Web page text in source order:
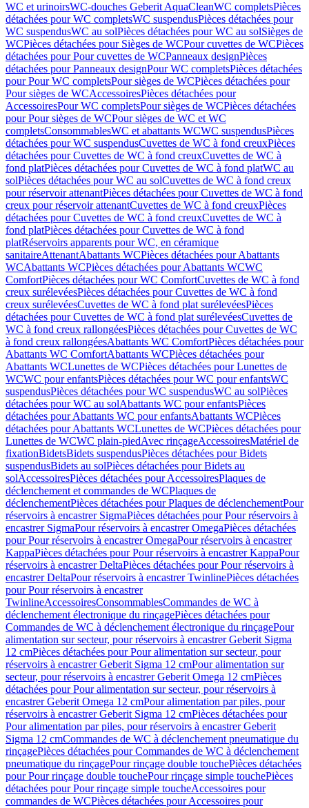
WC et urinoirsWC-douches Geberit AquaCleanWC completsPièces
détachées pour WC completsWC suspendusPièces détachées pour
WC suspendusWC au solPièces détachées pour WC au solSièges de
WCPièces détachées pour Sièges de WCPour cuvettes de WCPièces
détachées pour Pour cuvettes de WCPanneaux designPièces
détachées pour Panneaux designPour WC completsPièces détachées
pour Pour WC completsPour sièges de WCPièces détachées pour
Pour sièges de WCAccessoiresPièces détachées pour
AccessoiresPour WC completsPour sièges de WCPièces détachées
pour Pour sièges de WCPour sièges de WC et WC
completsConsommablesWC et abattants WCWC suspendusPièces
détachées pour WC suspendusCuvettes de WC à fond creuxPièces
détachées pour Cuvettes de WC à fond creuxCuvettes de WC à
fond platPièces détachées pour Cuvettes de WC à fond platWC au
solPièces détachées pour WC au solCuvettes de WC à fond creux
pour réservoir attenantPièces détachées pour Cuvettes de WC à fond
creux pour réservoir attenantCuvettes de WC à fond creuxPièces
détachées pour Cuvettes de WC à fond creuxCuvettes de WC à
fond platPièces détachées pour Cuvettes de WC à fond
platRéservoirs apparents pour WC, en céramique
sanitaireAttenantAbattants WCPièces détachées pour Abattants
WCAbattants WCPièces détachées pour Abattants WCWC
ComfortPièces détachées pour WC ComfortCuvettes de WC à fond
creux surélevéesPièces détachées pour Cuvettes de WC à fond
creux surélevéesCuvettes de WC à fond plat surélevéesPièces
détachées pour Cuvettes de WC à fond plat surélevéesCuvettes de
WC à fond creux rallongéesPièces détachées pour Cuvettes de WC
à fond creux rallongéesAbattants WC ComfortPièces détachées pour
Abattants WC ComfortAbattants WCPièces détachées pour
Abattants WCLunettes de WCPièces détachées pour Lunettes de
WCWC pour enfantsPièces détachées pour WC pour enfantsWC
suspendusPièces détachées pour WC suspendusWC au solPièces
détachées pour WC au solAbattants WC pour enfantsPièces
détachées pour Abattants WC pour enfantsAbattants WCPièces
détachées pour Abattants WCLunettes de WCPièces détachées pour
Lunettes de WCWC plain-piedAvec rinçageAccessoiresMatériel de
fixationBidetsBidets suspendusPièces détachées pour Bidets
suspendusBidets au solPièces détachées pour Bidets au
solAccessoiresPièces détachées pour AccessoiresPlaques de
déclenchement et commandes de WCPlaques de
déclenchementPièces détachées pour Plaques de déclenchementPour
réservoirs à encastrer SigmaPièces détachées pour Pour réservoirs à
encastrer SigmaPour réservoirs à encastrer OmegaPièces détachées
pour Pour réservoirs à encastrer OmegaPour réservoirs à encastrer
KappaPièces détachées pour Pour réservoirs à encastrer KappaPour
réservoirs à encastrer DeltaPièces détachées pour Pour réservoirs à
encastrer DeltaPour réservoirs à encastrer TwinlinePièces détachées
pour Pour réservoirs à encastrer
TwinlineAccessoiresConsommablesCommandes de WC à
déclenchement électronique du rinçagePièces détachées pour
Commandes de WC à déclenchement électronique du rinçagePour
alimentation sur secteur, pour réservoirs à encastrer Geberit Sigma
12 cmPièces détachées pour Pour alimentation sur secteur, pour
réservoirs à encastrer Geberit Sigma 12 cmPour alimentation sur
secteur, pour réservoirs à encastrer Geberit Omega 12 cmPièces
détachées pour Pour alimentation sur secteur, pour réservoirs à
encastrer Geberit Omega 12 cmPour alimentation par piles, pour
réservoirs à encastrer Geberit Sigma 12 cmPièces détachées pour
Pour alimentation par piles, pour réservoirs à encastrer Geberit
Sigma 12 cmCommandes de WC à déclenchement pneumatique du
rinçagePièces détachées pour Commandes de WC à déclenchement
pneumatique du rinçagePour rinçage double touchePièces détachées
pour Pour rinçage double touchePour rinçage simple touchePièces
détachées pour Pour rinçage simple toucheAccessoires pour
commandes de WCPièces détachées pour Accessoires pour